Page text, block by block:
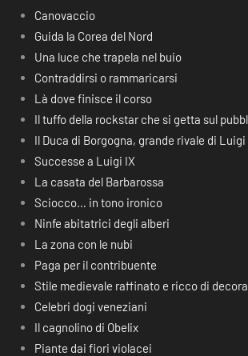
Canovaccio
Guida la Corea del Nord
Una luce che trapela nel buio
Contraddirsi o rammaricarsi
Là dove finisce il corso
Il tuffo della rockstar che si getta sul
Il Duca di Borgogna, grande rivale di Luigi
Successe a Luigi IX
La casata del Barbarossa
Sciocco… in tono ironico
Ninfe abitatrici degli alberi
La zona con le nubi
Paga per il contribuente
Stile medievale raffinato e ricco di
Celebri dogi veneziani
Il cagnolino di Obelix
Piante dai fiori violacei